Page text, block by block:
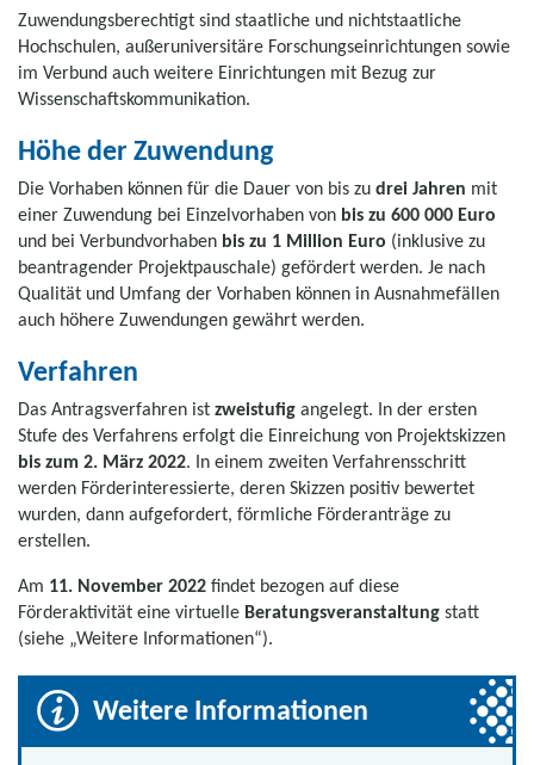
Zuwendungsberechtigt sind staatliche und nichtstaatliche
Hochschulen, außeruniversitäre Forschungseinrichtungen sowie
im Verbund auch weitere Einrichtungen mit Bezug zur
Wissenschaftskommunikation.
Höhe der Zuwendung
Die Vorhaben können für die Dauer von bis zu drei Jahren mit
einer Zuwendung bei Einzelvorhaben von bis zu 600 000 Euro
und bei Verbundvorhaben bis zu 1 Million Euro (inklusive zu
beantragender Projektpauschale) gefördert werden. Je nach
Qualität und Umfang der Vorhaben können in Ausnahmefällen
auch höhere Zuwendungen gewährt werden.
Verfahren
Das Antragsverfahren ist zweistufig angelegt. In der ersten
Stufe des Verfahrens erfolgt die Einreichung von Projektskizzen
bis zum 2. März 2022. In einem zweiten Verfahrensschritt
werden Förderinteressierte, deren Skizzen positiv bewertet
wurden, dann aufgefordert, förmliche Förderanträge zu
erstellen.
Am 11. November 2022 findet bezogen auf diese
Förderaktivität eine virtuelle Beratungsveranstaltung statt
(siehe „Weitere Informationen“).
Weitere Informationen